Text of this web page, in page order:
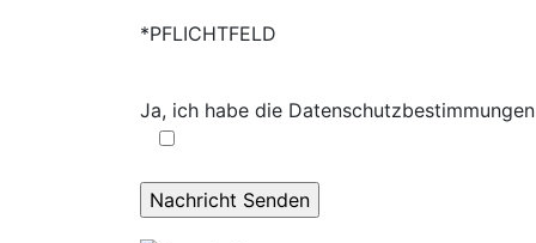
*PFLICHTFELD
Ja, ich habe die